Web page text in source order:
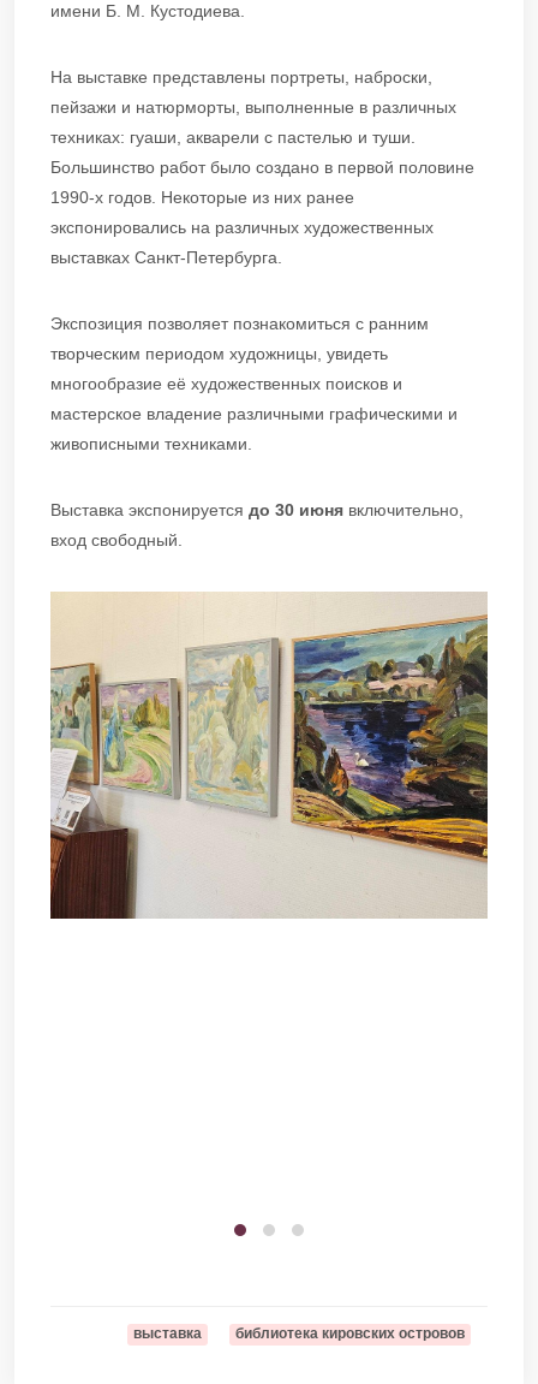
имени Б. М. Кустодиева.
На выставке представлены портреты, наброски,
пейзажи и натюрморты, выполненные в различных
техниках: гуаши, акварели с пастелью и туши.
Большинство работ было создано в первой половине
1990-х годов. Некоторые из них ранее
экспонировались на различных художественных
выставках Санкт-Петербурга.
Экспозиция позволяет познакомиться с ранним
творческим периодом художницы, увидеть
многообразие её художественных поисков и
мастерское владение различными графическими и
живописными техниками.
Выставка экспонируется до 30 июня включительно,
вход свободный.
выставка библиотека кировских островов